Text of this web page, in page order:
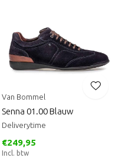
Van Bommel
Senna 01.00 Blauw
Deliverytime
€249,95
Incl. btw